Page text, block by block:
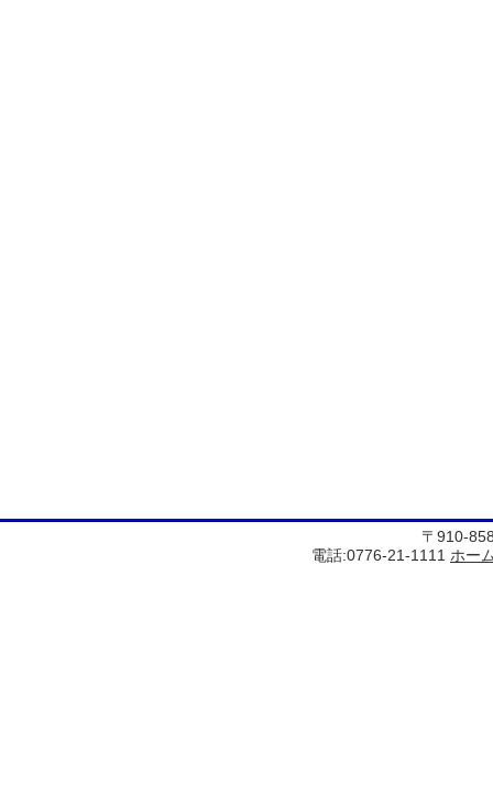
〒910-
電話:0776-21-1111 ホー